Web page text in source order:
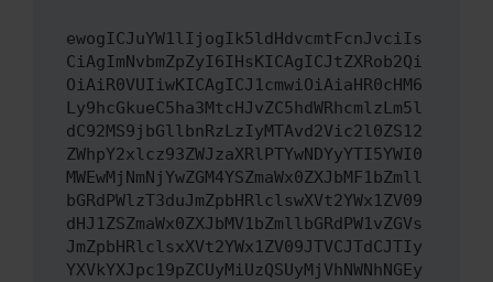
ewogICJuYW1lIjogIk5ldHdvcmtFcnJvciIs
CiAgImNvbmZpZyI6IHsKICAgICJtZXRob2Qi
OiAiR0VUIiwKICAgICJ1cmwiOiAiaHR0cHM6
Ly9hcGkueC5ha3MtcHJvZC5hdWRhcmlzLm5l
dC92MS9jbGllbnRzLzIyMTAvd2Vic2l0ZS12
ZWhpY2xlcz93ZWJzaXRlPTYwNDYyYTI5YWI0
MWEwMjNmNjYwZGM4YSZmaWx0ZXJbMF1bZmll
bGRdPWlzT3duJmZpbHRlclswXVt2YWx1ZV09
dHJ1ZSZmaWx0ZXJbMV1bZmllbGRdPW1vZGVs
JmZpbHRlclsxXVt2YWx1ZV09JTVCJTdCJTIy
YXVkYXJpc19pZCUyMiUzQSUyMjVhNWNhNGEy